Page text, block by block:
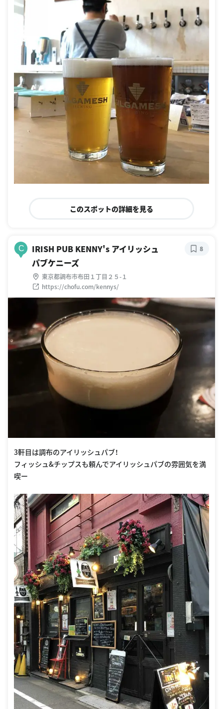
このスポットの詳細を見る
C
IRISH PUB KENNY's アイリッシュ
パブケニーズ
東京都調布市布田１丁目２５-１
https://chofu.com/kennys/
8
3軒目は調布のアイリッシュパブ！
フィッシュ&チップスも頼んでアイリッシュパブの雰囲気を満
喫ー